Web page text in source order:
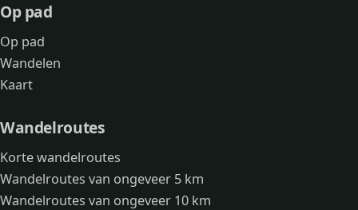
Op pad
Op pad
Wandelen
Kaart
Wandelroutes
Korte wandelroutes
Wandelroutes van ongeveer 5 km
Wandelroutes van ongeveer 10 km